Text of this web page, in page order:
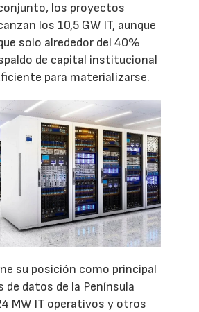
los proyectos
los 10,5 GW IT, aunque
solo alrededor del 40%
de capital institucional
para materializarse.
su posición como principal
de datos de la Península
MW IT operativos y otros